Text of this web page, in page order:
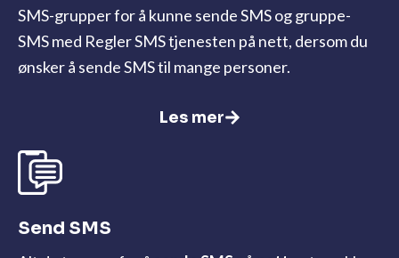
SMS-grupper for å kunne sende SMS og gruppe-
SMS med Regler SMS tjenesten på nett, dersom du
ønsker å sende SMS til mange personer.
Les mer
Send SMS